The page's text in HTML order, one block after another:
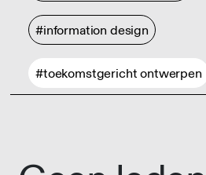
#information design
#toekomstgericht ontwerpen